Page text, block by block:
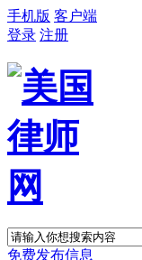
手机版 客户端
登录 注册
免费发布信息